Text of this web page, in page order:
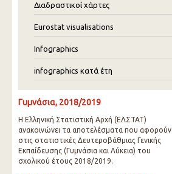
Διαδραστικοί χάρτες
Eurostat visualisations
Infographics
infographics κατά έτη
Γυμνάσια, 2018/2019
Η Ελληνική Στατιστική Αρχή (ΕΛΣΤΑΤ)
ανακοινώνει τα αποτελέσματα που αφορούν
στις στατιστικές Δευτεροβάθμιας Γενικής
Εκπαίδευσης (Γυμνάσια και Λύκεια) του
σχολικού έτους 2018/2019.